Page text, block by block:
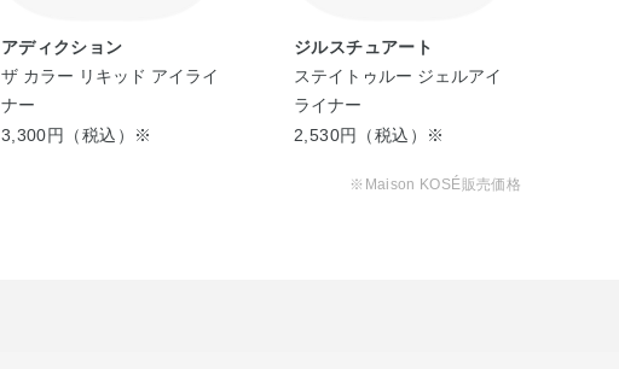
アディクション
ザ カラー リキッド アイライ
ナー
3,300円（税込）※
ジルスチュアート
ステイトゥルー ジェルアイ
ライナー
2,530円（税込）※
※Maison KOSÉ販売価格